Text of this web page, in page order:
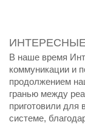
В наше время
коммуникации и
продолжением
гранью между
приготовили для
системе,